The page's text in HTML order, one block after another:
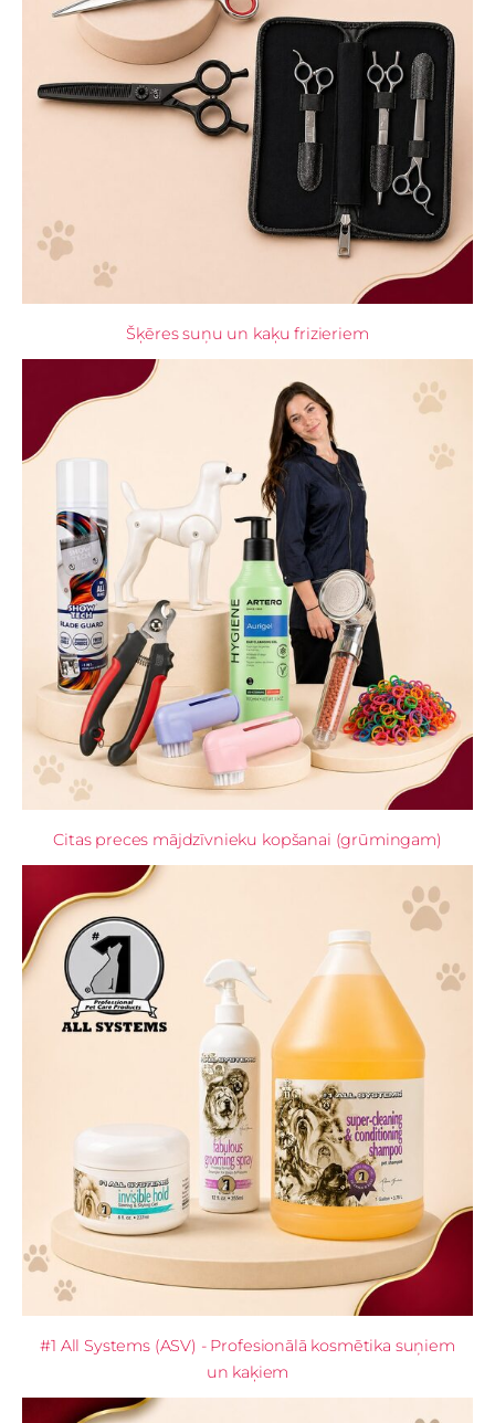
Šķēres suņu un kaķu frizieriem
Citas preces mājdzīvnieku kopšanai (grūmingam)
#1 All Systems (ASV) - Profesionālā kosmētika suņiem
un kaķiem